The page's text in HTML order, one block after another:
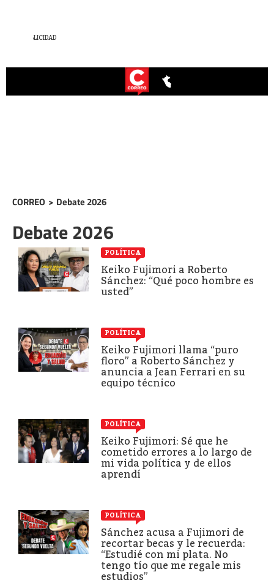
CORREO > Debate 2026
Debate 2026
POLÍTICA
Keiko Fujimori a Roberto
Sánchez: “Qué poco hombre es
usted”
POLÍTICA
Keiko Fujimori llama “puro
floro” a Roberto Sánchez y
anuncia a Jean Ferrari en su
equipo técnico
POLÍTICA
Keiko Fujimori: Sé que he
cometido errores a lo largo de
mi vida política y de ellos
aprendí
POLÍTICA
Sánchez acusa a Fujimori de
recortar becas y le recuerda:
“Estudié con mi plata. No
tengo tío que me regale mis
estudios”